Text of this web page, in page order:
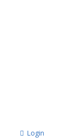
Login